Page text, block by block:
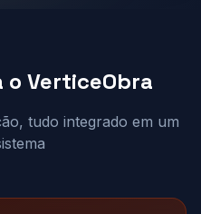
VerticeObra
tudo integrado em um